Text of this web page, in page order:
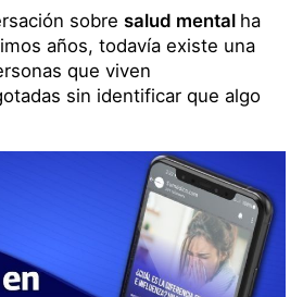
que viven
sin identificar que algo